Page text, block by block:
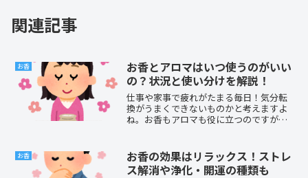
関連記事
お香
お香とアロマはいつ使うのがいい
の？状況と使い分けを解説！
仕事や家事で疲れがたまる毎日！気分転
換がうまくできないものかと考えますよ
ね。お香もアロマも役に立つのですが、
のおすすめ使用方法を発表します。以前
からお香に親しんできた筆...
お香
お香の効果はリラックス！ストレ
ス解消や浄化・開運の種類も